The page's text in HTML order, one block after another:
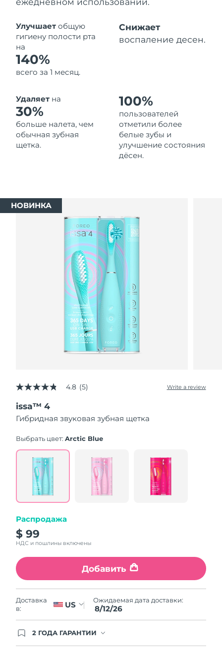
Улучшает общую
гигиену полости рта
на
140%
всего за 1 месяц.
Снижает
воспаление десен.
Удаляет на
30%
больше налета, чем
обычная зубная
щетка.
100%
пользователей
отметили более
белые зубы и
улучшение состояния
дёсен.
НОВИНКА
4.8
of
5
stars,
rating
Read
Reviews.
Same
page
4.8 (5) Write a review
issa™ 4
Гибридная звуковая зубная щетка
Выбрать цвет:Arctic Blue
Распродажа
$ 99
НДС и пошлины включены
Добавить
Доставка
в:
US Ожидаемая дата доставки:
8/12/26
2 ГОДА ГАРАНТИИ
Турция
Ожидаемая дата доставки
Великобритания
Ожидаемая дата доставки
Соединенные
Штаты
Ожидаемая дата доставки
8/12/26
Вьетнам